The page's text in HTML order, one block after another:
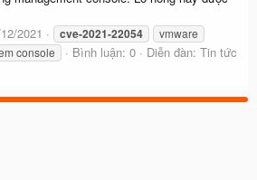
2021 cve-2021-22054
vmware
console
Bình luận: 0 Diễn đàn: Tin tức